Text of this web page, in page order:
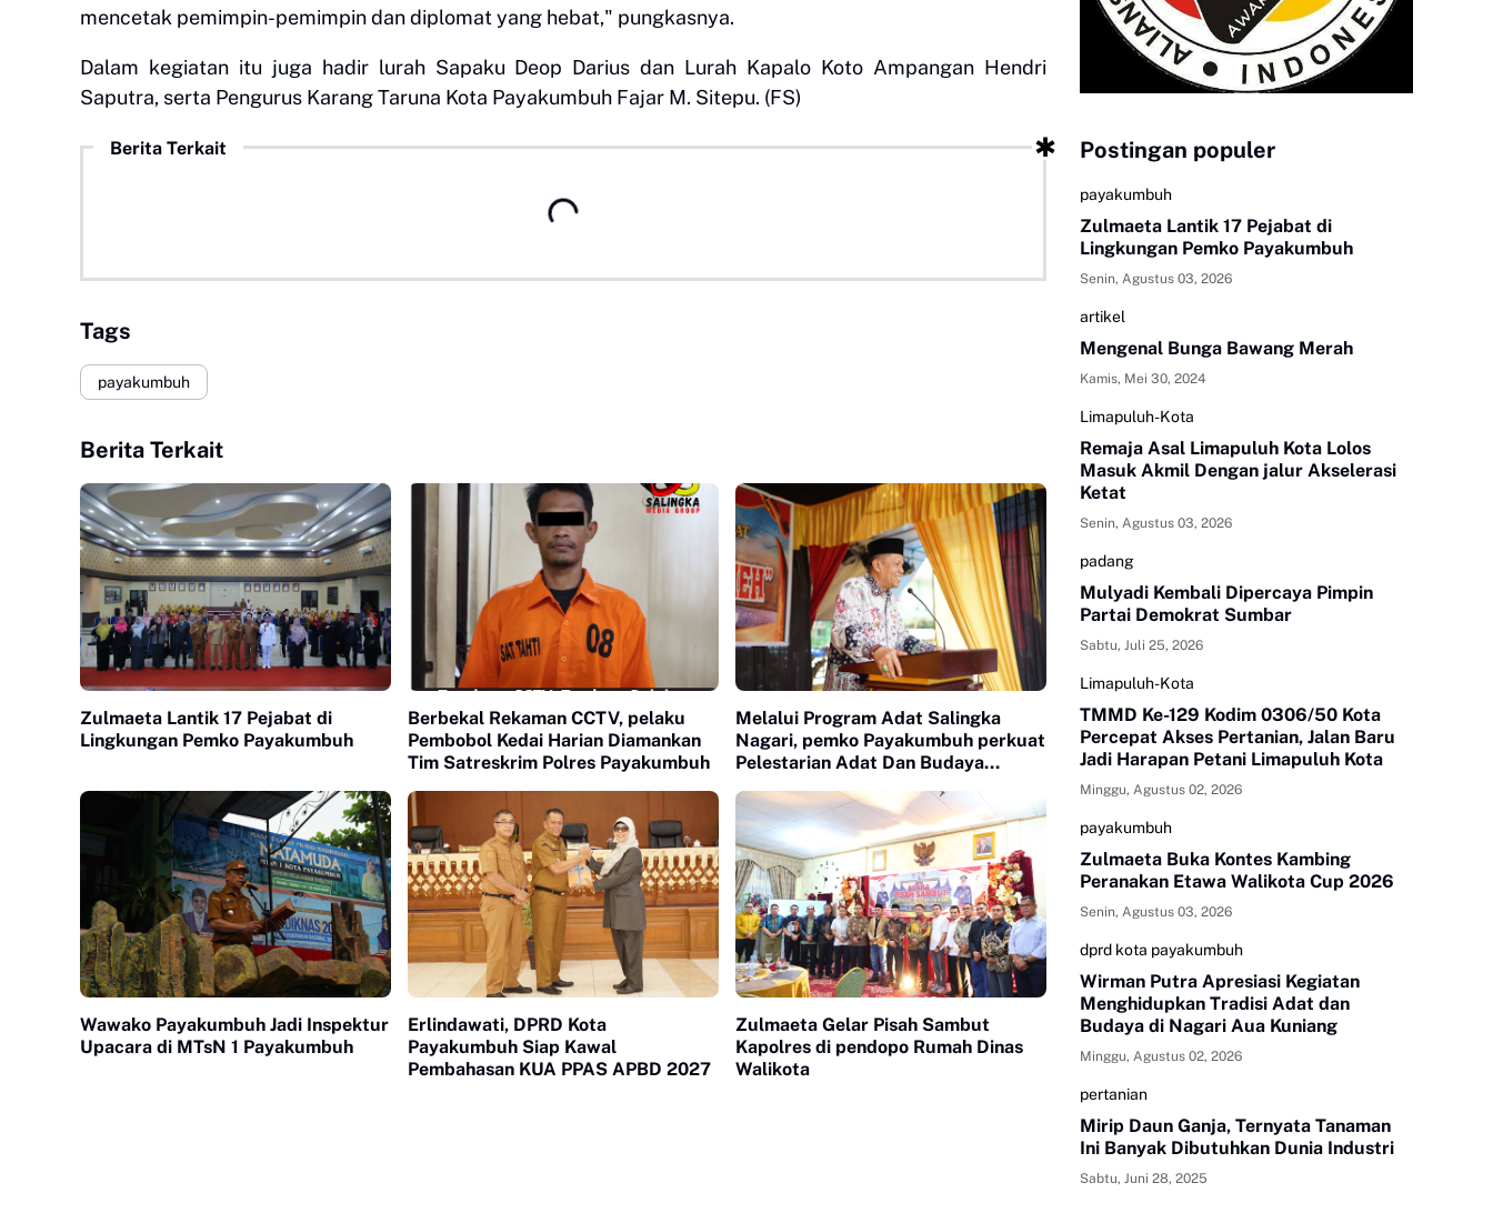
mencetak pemimpin-pemimpin dan diplomat yang hebat," pungkasnya.
Dalam kegiatan itu juga hadir lurah Sapaku Deop Darius dan Lurah Kapalo Koto Ampangan Hendri
Saputra, serta Pengurus Karang Taruna Kota Payakumbuh Fajar M. Sitepu. (FS)
Berita Terkait
Tags
payakumbuh
Berita Terkait
Zulmaeta Lantik 17 Pejabat di
Lingkungan Pemko Payakumbuh
Berbekal Rekaman CCTV, pelaku
Pembobol Kedai Harian Diamankan
Tim Satreskrim Polres Payakumbuh
Melalui Program Adat Salingka
Nagari, pemko Payakumbuh perkuat
Pelestarian Adat Dan Budaya
Wawako Payakumbuh Jadi Inspektur
Upacara di MTsN 1 Payakumbuh
Erlindawati, DPRD Kota
Payakumbuh Siap Kawal
Pembahasan KUA PPAS APBD 2027
Zulmaeta Gelar Pisah Sambut
Kapolres di pendopo Rumah Dinas
Walikota
Postingan populer
payakumbuh
Zulmaeta Lantik 17 Pejabat di
Lingkungan Pemko Payakumbuh
Senin, Agustus 03, 2026
artikel
Mengenal Bunga Bawang Merah
Kamis, Mei 30, 2024
Limapuluh-Kota
Remaja Asal Limapuluh Kota Lolos
Masuk Akmil Dengan jalur Akselerasi
Ketat
Senin, Agustus 03, 2026
padang
Mulyadi Kembali Dipercaya Pimpin
Partai Demokrat Sumbar
Sabtu, Juli 25, 2026
Limapuluh-Kota
TMMD Ke-129 Kodim 0306/50 Kota
Percepat Akses Pertanian, Jalan Baru
Jadi Harapan Petani Limapuluh Kota
Minggu, Agustus 02, 2026
payakumbuh
Zulmaeta Buka Kontes Kambing
Peranakan Etawa Walikota Cup 2026
Senin, Agustus 03, 2026
dprd kota payakumbuh
Wirman Putra Apresiasi Kegiatan
Menghidupkan Tradisi Adat dan
Budaya di Nagari Aua Kuniang
Minggu, Agustus 02, 2026
pertanian
Mirip Daun Ganja, Ternyata Tanaman
Ini Banyak Dibutuhkan Dunia Industri
Sabtu, Juni 28, 2025